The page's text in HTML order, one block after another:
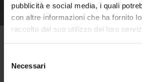
pubblicità e social media, i quali
con altre informazioni che ha fornito
raccolto dal suo utilizzo dei loro
delNecessari